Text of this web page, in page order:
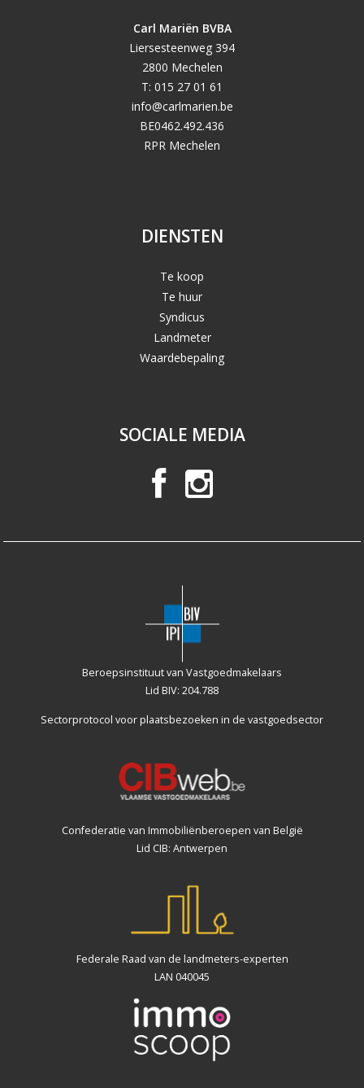
Carl Mariën BVBA
Liersesteenweg 394
2800 Mechelen
T: 015 27 01 61
info@carlmarien.be
BE0462.492.436
RPR Mechelen
DIENSTEN
Te koop
Te huur
Syndicus
Landmeter
Waardebepaling
SOCIALE MEDIA
Beroepsinstituut van Vastgoedmakelaars
Lid BIV: 204.788
Sectorprotocol voor plaatsbezoeken in de vastgoedsector
Confederatie van Immobiliënberoepen van België
Lid CIB: Antwerpen
Federale Raad van de landmeters-experten
LAN 040045